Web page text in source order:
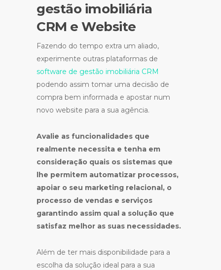
gestão imobiliária
CRM e Website
Fazendo do tempo extra um aliado,
experimente outras plataformas de
software de gestão imobiliária CRM
podendo assim tomar uma decisão de
compra bem informada e apostar num
novo website para a sua agência.
Avalie as funcionalidades que
realmente necessita e tenha em
consideração quais os sistemas que
lhe permitem automatizar processos,
apoiar o seu marketing relacional, o
processo de vendas e serviços
garantindo assim qual a solução que
satisfaz melhor as suas necessidades.
Além de ter mais disponibilidade para a
escolha da solução ideal para a sua